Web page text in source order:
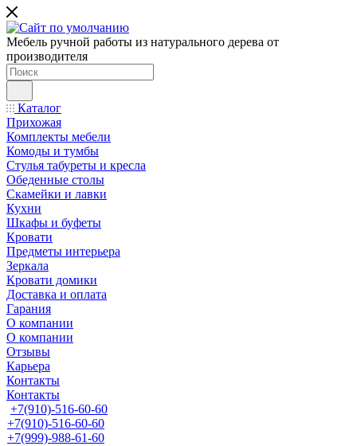
Мебель ручной работы из натурального дерева от
производителя
Каталог
Прихожая
Комплекты мебели
Комоды и тумбы
Стулья табуреты и кресла
Обеденные столы
Скамейки и лавки
Кухни
Шкафы и буфеты
Кровати
Предметы интерьера
Зеркала
Кровати домики
Доставка и оплата
Гарания
О компании
О компании
Отзывы
Карьера
Контакты
Контакты
+7(910)-516-60-60
+7(910)-516-60-60
+7(999)-988-61-60